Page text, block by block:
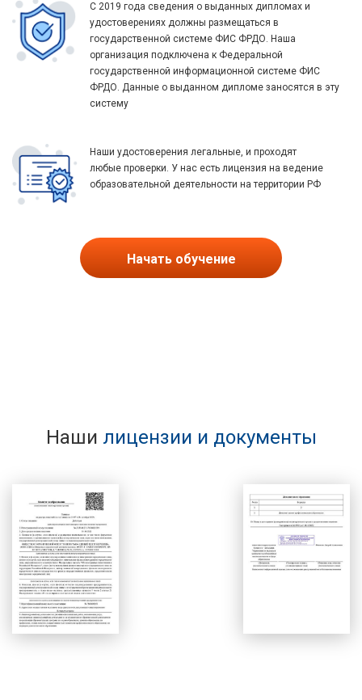
С 2019 года сведения о выданных дипломах и
удостоверениях должны размещаться в
государственной системе ФИС ФРДО. Наша
организация подключена к Федеральной
государственной информационной системе ФИС
ФРДО. Данные о выданном дипломе заносятся в эту
систему
Наши удостоверения легальные, и проходят
любые проверки. У нас есть лицензия на ведение
образовательной деятельности на территории РФ
Начать обучение
Наши лицензии и документы